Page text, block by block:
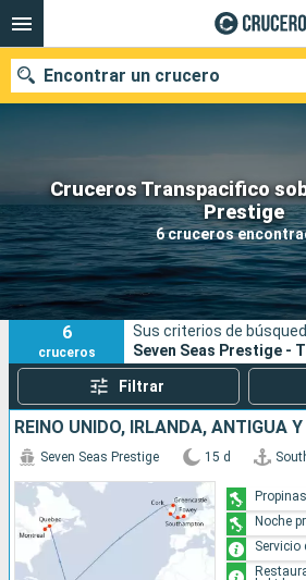
Cruceros Transpacifico
Prestige
6 cruceros
Encontrar un crucero
Nuestros destinos
Fecha de salida
Puertos
6
cruceros
Sus criterios de
Seven Seas Prestige -
Filtrar
Seven Seas Prestige 15 d
Noche
Servicio